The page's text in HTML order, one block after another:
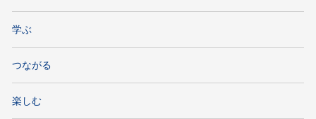
学ぶ
つながる
楽しむ